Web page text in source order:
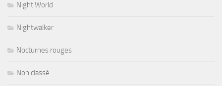
Night World
Nightwalker
Nocturnes rouges
Non classé